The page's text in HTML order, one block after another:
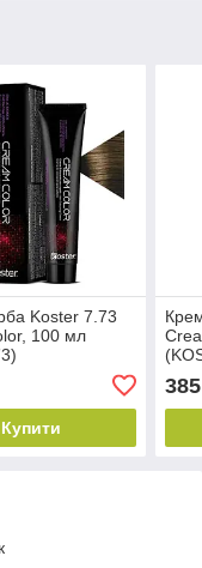
Koster 7.73
100 мл
Купити
385